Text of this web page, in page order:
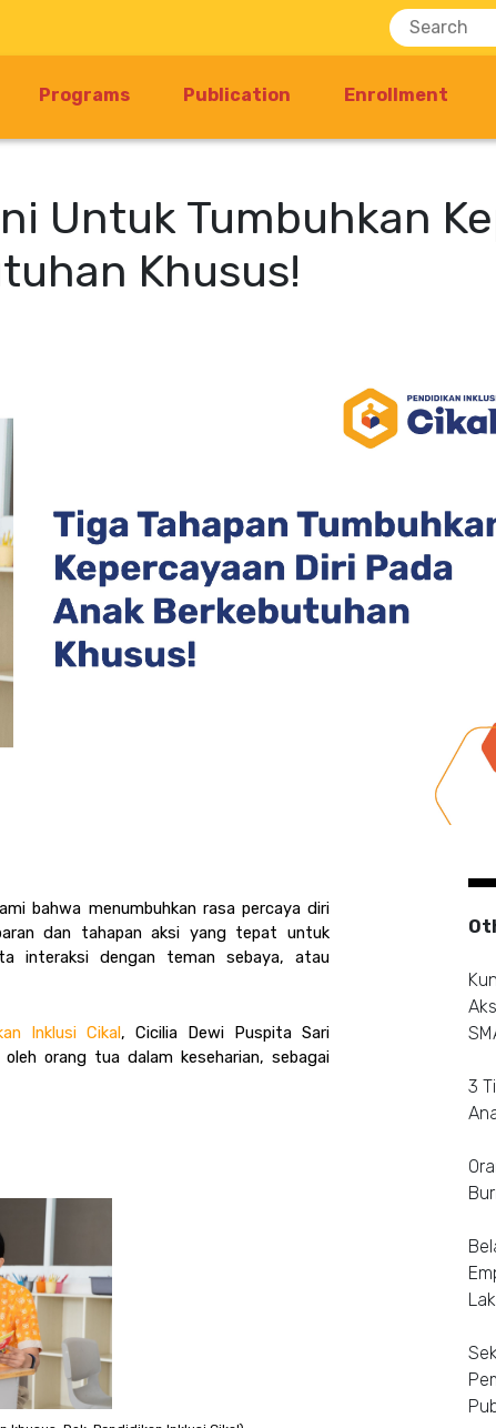
Programs Publication Enrollment
Untuk Tumbuhkan
Khusus!
bahwa menumbuhkan rasa percaya diri
dan tahapan aksi yang tepat untuk
interaksi dengan teman sebaya, atau
Inklusi Cikal, Cicilia Dewi Puspita Sari
orang tua dalam keseharian, sebagai
3